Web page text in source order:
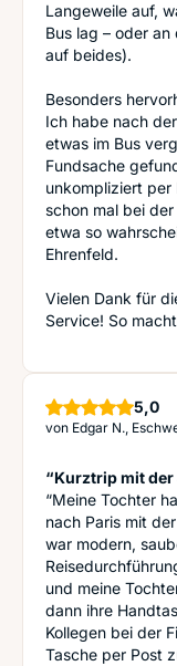
Langeweile auf,
Bus lag – oder
auf beides).
Besonders
Ich habe nach
etwas im Bus
Fundsache
unkompliziert per
schon mal bei
etwa so
Ehrenfeld.
Vielen Dank für
Service! So
5,0
von Edgar N.,
“Kurztrip mit der
“Meine Tochter
nach Paris mit
war modern,
und meine
dann ihre
Kollegen bei der
Tasche per Post